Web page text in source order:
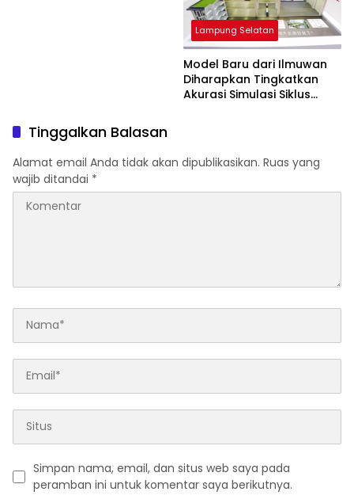
Lampung Selatan
Model Baru dari Ilmuwan
Diharapkan Tingkatkan
Akurasi Simulasi Siklus
Tinggalkan Balasan
Alamat email Anda tidak akan dipublikasikan. Ruas yang
wajib ditandai *
Simpan nama, email, dan situs web saya pada
peramban ini untuk komentar saya berikutnya.